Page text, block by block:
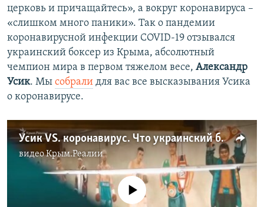
церковь и причащайтесь», а вокруг коронавируса –
«слишком много паники». Так о пандемии
коронавирусной инфекции COVID-19 отзывался
украинский боксер из Крыма, абсолютный
чемпион мира в первом тяжелом весе, Александр
Усик. Мы собрали для вас все высказывания Усика
о коронавирусе.
Усик VS. коронавирус. Что украинский боксер говорил о пандемии (видео)
видеоКрым.Реалии
No media source currently available